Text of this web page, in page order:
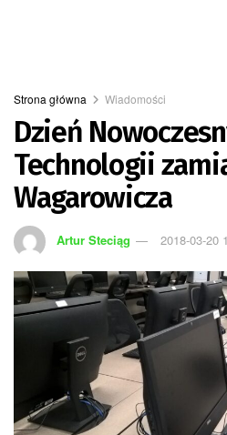
Strona główna Wiadomości
Dzień
Technologii
Wagarowicza
Artur Steciąg 2018-03-20